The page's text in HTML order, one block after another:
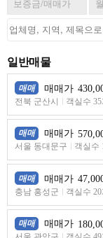
일반매물
매매 매매가
전북 군산시 객실수 35
매매 매매가
서울 동대문구 객실수
매매 매매가
충남 홍성군 객실수 20
매매 매매가